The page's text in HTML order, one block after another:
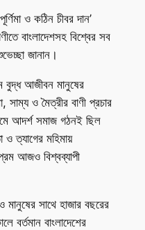
ও কঠিন চীবর দান’
বাংলাদেশসহ বিশ্বের সব
জানান।
বুদ্ধ আজীবন মানুষের
সাম্য ও মৈত্রীর বাণী প্রচার
আদর্শ সমাজ গঠনই ছিল
ত্যাগের মহিমায়
আজও বিশ্বব্যাপী
মানুষের সাথে হাজার বছরের
বর্তমান বাংলাদেশের